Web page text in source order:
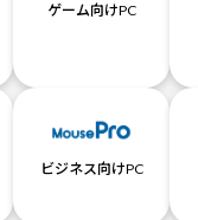
ゲーム向けPC
ビジネス向けPC